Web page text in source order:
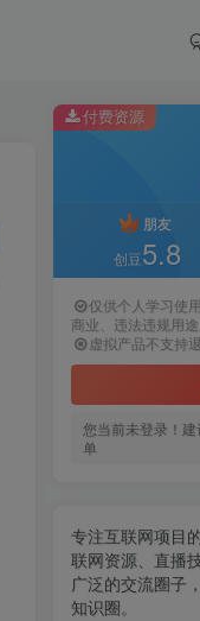
付费资源
朋友
创豆5.8
仅供个人学习使
商业、违法违规用
虚拟产品不支持
您当前未登录！
单
专注互联网项目
联网资源、直播
广泛的交流圈子
知识圈。